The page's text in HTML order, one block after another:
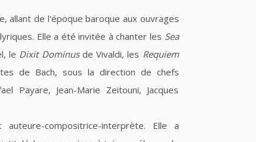
allant de l'époque baroque aux ouvrages
Elle a été invitée à chanter les Sea
le Dixit Dominusde Vivaldi, les Requiem
de Bach, sous la direction de chefs
Payare, Jean-Marie Zeitouni, Jacques
compositrice-interprète. Elle a